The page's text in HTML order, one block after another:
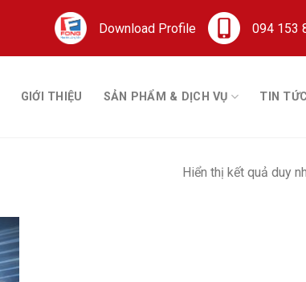
Download Profile 094 153
GIỚI THIỆU SẢN PHẨM & DỊCH VỤ TIN TỨC
Hiển thị kết quả duy